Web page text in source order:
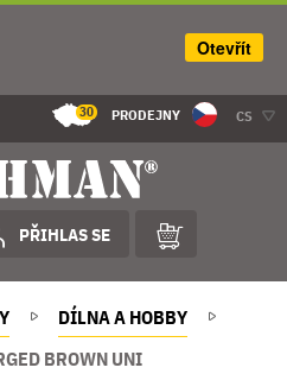
30 PRODEJNY CS
PŘIHLAS SE
DÍLNA A HOBBY
BROWN UNI
Otevřít